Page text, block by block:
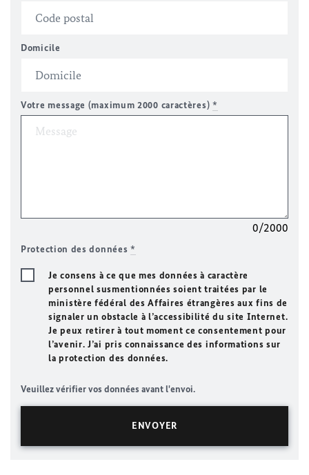
Domicile
Votre message (maximum 2000 caractères) *
0/2000
Protection des données*
Je consens à ce que mes données à caractère
personnel susmentionnées soient traitées par le
ministère fédéral des Affaires étrangères aux fins de
signaler un obstacle à l’accessibilité du site Internet.
Je peux retirer à tout moment ce consentement pour
l’avenir. J’ai pris connaissance des informations sur
la protection des données.
Veuillez vérifier vos données avant l'envoi.